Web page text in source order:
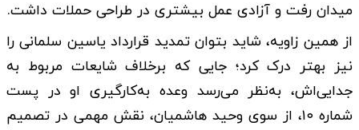
میدان رفت و آزادی عمل بیشتری در طراحی حملات داشت.
از همین زاویه، شاید بتوان تمدید قرارداد یاسین سلمانی را
نیز بهتر درک کرد؛ جایی که برخلاف شایعات مربوط به
جدایی‌اش، به‌نظر می‌رسد وعده به‌کارگیری او در پست
شماره ۱۰، از سوی وحید هاشمیان، نقش مهمی در تصمیم